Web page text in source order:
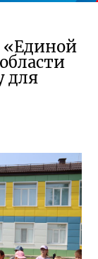
«Единой
для